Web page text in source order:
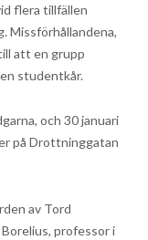
flera tillfällen
Missförhållandena,
att en grupp
studentkår.
och 30 januari
på Drottninggatan
av Tord
professor i